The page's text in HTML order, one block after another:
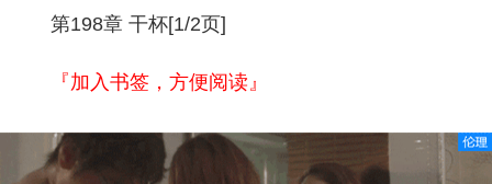
第198章 干杯[1/2页]
『加入书签，方便阅读』